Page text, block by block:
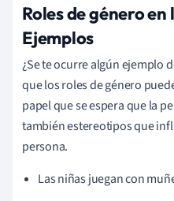
Roles de género
Ejemplos
¿Se te ocurre algún ejemplo
que los roles de género
papel que se espera que la
también estereotipos que
persona.
Las niñas juegan con